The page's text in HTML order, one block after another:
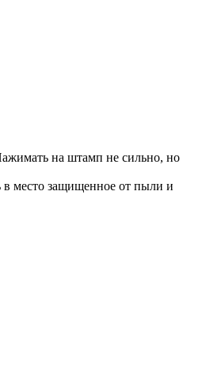
на штамп не сильно, но
в место защищенное от пыли и